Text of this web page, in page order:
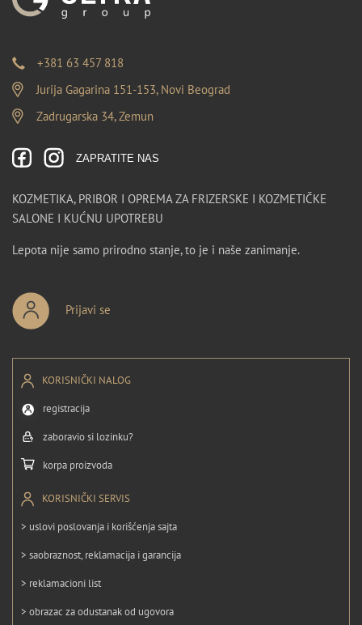
+381 63 457 818
Jurija Gagarina 151-153, Novi Beograd
Zadrugarska 34, Zemun
ZAPRATITE NAS
KOZMETIKA, PRIBOR I OPREMA ZA FRIZERSKE I KOZMETIČKE
SALONE I KUĆNU UPOTREBU
Lepota nije samo prirodno stanje, to je i naše zanimanje.
Prijavi se
KORISNIČKI NALOG
registracija
zaboravio si lozinku?
korpa proizvoda
KORISNIČKI SERVIS
> uslovi poslovanja i korišćenja sajta
> saobraznost, reklamacija i garancija
> reklamacioni list
> obrazac za odustanak od ugovora